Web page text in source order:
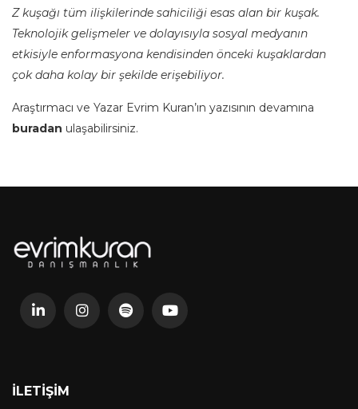
Z kuşağı tüm ilişkilerinde sahiciliği esas alan bir kuşak.
Teknolojik gelişmeler ve dolayısıyla sosyal medyanın
etkisiyle enformasyona kendisinden önceki kuşaklardan
çok daha kolay bir şekilde erişebiliyor.
Araştırmacı ve Yazar Evrim Kuran’ın yazısının devamına
buradan ulaşabilirsiniz.
İLETIŞIM